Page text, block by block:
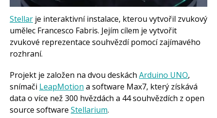
Arduino v příkladech
Arduino roboti
Tinylab
Makeblock
Micro:bit
Stellar je interaktivní instalace, kterou vytvořil zvukový
umělec Francesco Fabris. Jejím cílem je vytvořit
zvukové reprezentace souhvězdí pomocí zajímavého
rozhraní.
Projekt je založen na dvou deskách Arduino UNO,
snímači LeapMotion a software Max7, který získává
data o více než 300 hvězdách a 44 souhvězdích z open
source software Stellarium.